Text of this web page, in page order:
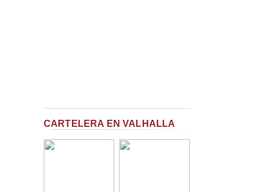
CARTELERA EN VALHALLA